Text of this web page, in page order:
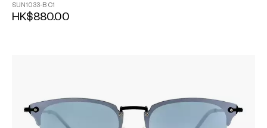
SUN1033-B C1
HK$880.00